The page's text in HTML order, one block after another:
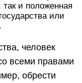
так и положенная
или
человек
всеми правами
обрести